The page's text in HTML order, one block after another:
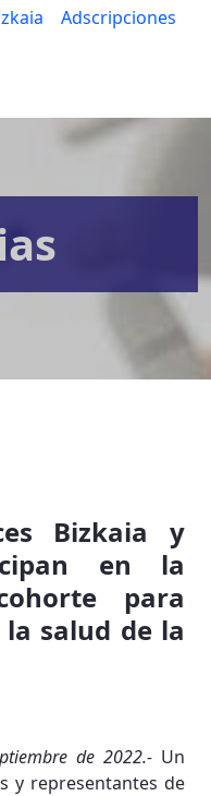
Adscripciones
Bizkaia y
en la
para
salud de la
de 2022.- Un
y representantes de